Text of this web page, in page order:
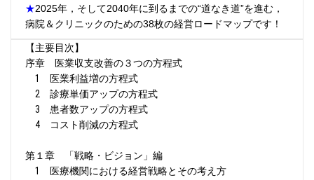
★2025年，そして2040年に到るまでの“道なき道”を進む，
病院＆クリニックのための38枚の経営ロードマップです！
【主要目次】
序章 医業収支改善の３つの方程式
1 医業利益増の方程式
2 診療単価アップの方程式
3 患者数アップの方程式
4 コスト削減の方程式
第１章 「戦略・ビジョン」編
1 医療機関における経営戦略とその考え方